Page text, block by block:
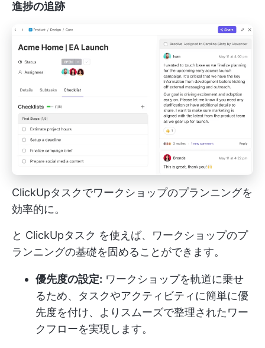
進捗の追跡
ClickUpタスクでワークショップのプランニングを
効率的に。
と ClickUpタスク を使えば、ワークショップのプ
ランニングの基礎を固めることができます。
優先度の設定: ワークショップを軌道に乗せ
るため、タスクやアクティビティに簡単に優
先度を付け、よりスムーズで整理されたワー
クフローを実現します。